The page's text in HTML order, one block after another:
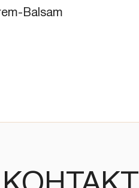
Balsam